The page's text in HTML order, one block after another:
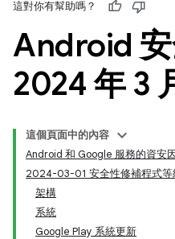
這對你有幫助嗎？
Android
2024 年 3
這個頁面中的內容
Android 和 Google 服務的資安
2024-03-01 安全性修補程式等
架構
系統
Google Play 系統更新